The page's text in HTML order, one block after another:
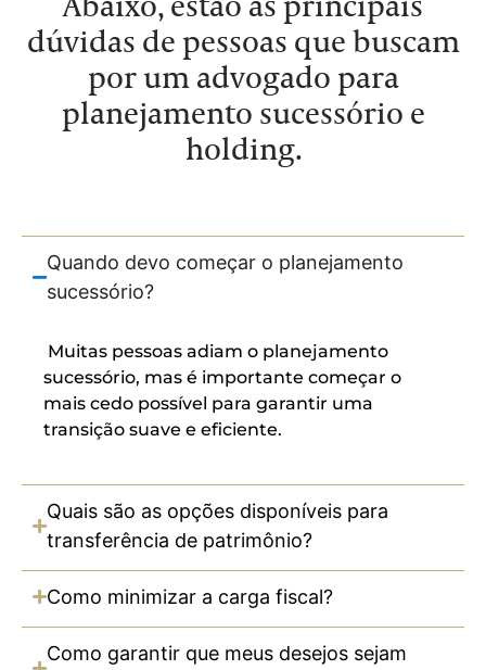
Abaixo, estão as principais
dúvidas de pessoas que buscam
por um advogado para
planejamento sucessório e
holding.
Quando devo começar o planejamento
sucessório?
Muitas pessoas adiam o planejamento
sucessório, mas é importante começar o
mais cedo possível para garantir uma
transição suave e eficiente.
Quais são as opções disponíveis para
transferência de patrimônio?
Como minimizar a carga fiscal?
Como garantir que meus desejos sejam